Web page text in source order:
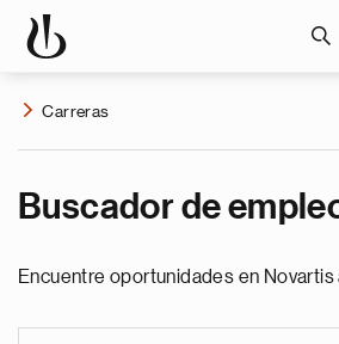
Carreras
Buscador de
Encuentre oportunidades en Novartis